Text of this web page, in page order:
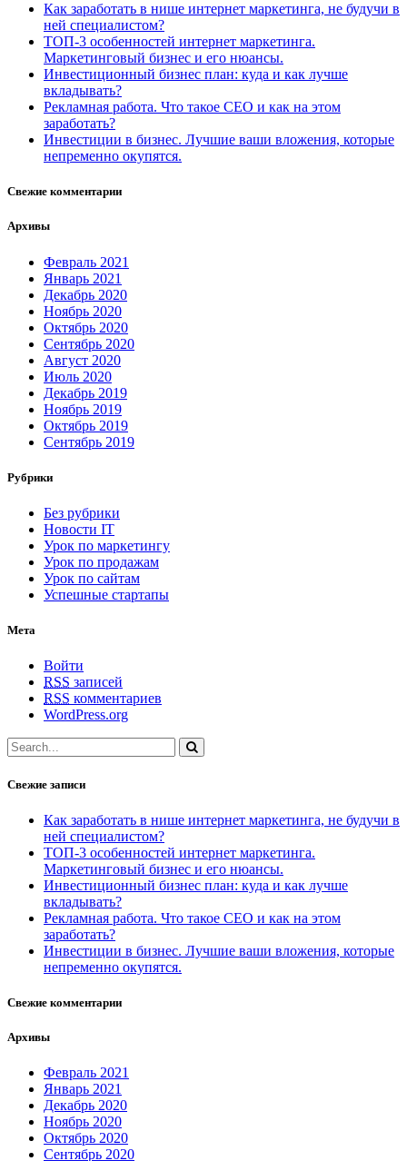
Как заработать в нише интернет маркетинга, не будучи в
ней специалистом?
ТОП-3 особенностей интернет маркетинга.
Маркетинговый бизнес и его нюансы.
Инвестиционный бизнес план: куда и как лучше
вкладывать?
Рекламная работа. Что такое СЕО и как на этом
заработать?
Инвестиции в бизнес. Лучшие ваши вложения, которые
непременно окупятся.
Свежие комментарии
Архивы
Февраль 2021
Январь 2021
Декабрь 2020
Ноябрь 2020
Октябрь 2020
Сентябрь 2020
Август 2020
Июль 2020
Декабрь 2019
Ноябрь 2019
Октябрь 2019
Сентябрь 2019
Рубрики
Без рубрики
Новости IT
Урок по маркетингу
Урок по продажам
Урок по сайтам
Успешные стартапы
Мета
Войти
RSS записей
RSS комментариев
WordPress.org
Свежие записи
Как заработать в нише интернет маркетинга, не будучи в
ней специалистом?
ТОП-3 особенностей интернет маркетинга.
Маркетинговый бизнес и его нюансы.
Инвестиционный бизнес план: куда и как лучше
вкладывать?
Рекламная работа. Что такое СЕО и как на этом
заработать?
Инвестиции в бизнес. Лучшие ваши вложения, которые
непременно окупятся.
Свежие комментарии
Архивы
Февраль 2021
Январь 2021
Декабрь 2020
Ноябрь 2020
Октябрь 2020
Сентябрь 2020